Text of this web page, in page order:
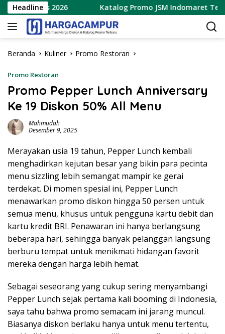
Langsung
ke
konten
Headline
2026 Katalog Promo JSM Indomaret Terbaru 7
Beranda Kuliner Promo Restoran
Promo Restoran
Promo Pepper Lunch Anniversary
Ke 19 Diskon 50% All Menu
Mahmudah
Desember 9, 2025
Merayakan usia 19 tahun, Pepper Lunch kembali
menghadirkan kejutan besar yang bikin para pecinta
menu sizzling lebih semangat mampir ke gerai
terdekat. Di momen spesial ini, Pepper Lunch
menawarkan promo diskon hingga 50 persen untuk
semua menu, khusus untuk pengguna kartu debit dan
kartu kredit BRI. Penawaran ini hanya berlangsung
beberapa hari, sehingga banyak pelanggan langsung
berburu tempat untuk menikmati hidangan favorit
mereka dengan harga lebih hemat.
Sebagai seseorang yang cukup sering menyambangi
Pepper Lunch sejak pertama kali booming di Indonesia,
saya tahu bahwa promo semacam ini jarang muncul.
Biasanya diskon berlaku hanya untuk menu tertentu,